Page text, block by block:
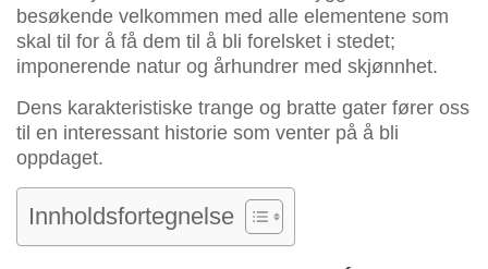
besøkende velkommen med alle elementene som
skal til for å få dem til å bli forelsket i stedet;
imponerende natur og århundrer med skjønnhet.
Dens karakteristiske trange og bratte gater fører oss
til en interessant historie som venter på å bli
oppdaget.
Innholdsfortegnelse